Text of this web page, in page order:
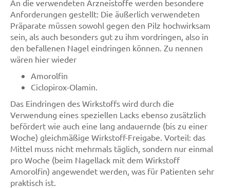
An die verwendeten Arzneistoffe werden besondere
Anforderungen gestellt: Die äußerlich verwendeten
Präparate müssen sowohl gegen den Pilz hochwirksam
sein, als auch besonders gut zu ihm vordringen, also in
den befallenen Nagel eindringen können. Zu nennen
wären hier wieder
Amorolfin
Ciclopirox-Olamin.
Das Eindringen des Wirkstoffs wird durch die
Verwendung eines speziellen Lacks ebenso zusätzlich
befördert wie auch eine lang andauernde (bis zu einer
Woche) gleichmäßige Wirkstoff-Freigabe. Vorteil: das
Mittel muss nicht mehrmals täglich, sondern nur einmal
pro Woche (beim Nagellack mit dem Wirkstoff
Amorolfin) angewendet werden, was für Patienten sehr
praktisch ist.